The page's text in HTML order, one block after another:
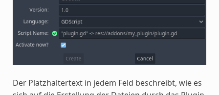
Der Platzhaltertext in jedem Feld beschreibt, wie es